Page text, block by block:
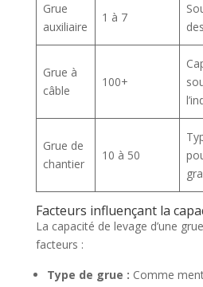
Grue
auxiliaire
1 à 7
Grue à
câble
100+
Grue de
chantier
10 à 50
Facteurs influençant la
La capacité de levage d’une
facteurs :
Type de grue : Comme